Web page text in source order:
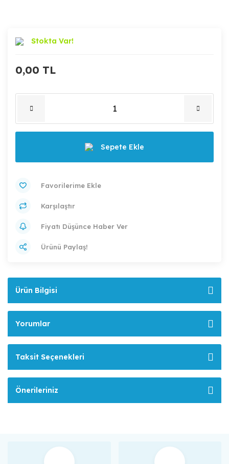
Stokta Var!
0,00 TL
Sepete Ekle
Karşılaştır
Fiyatı Düşünce Haber Ver
Ürünü Paylaş!
Ürün Bilgisi
Yorumlar
Taksit Seçenekleri
Önerileriniz